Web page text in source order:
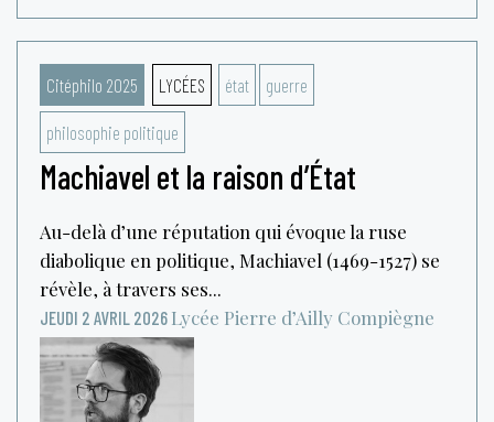
Citéphilo 2025 LYCÉES état guerre
philosophie politique
Machiavel et la raison d’État
Au-delà d’une réputation qui évoque la ruse
diabolique en politique, Machiavel (1469-1527) se
révèle, à travers ses...
JEUDI 2 AVRIL 2026 Lycée Pierre d’Ailly Compiègne